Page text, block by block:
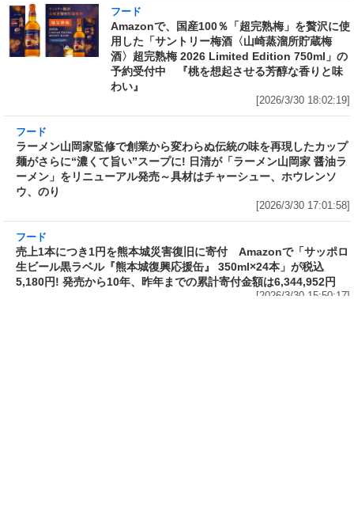
フード
Amazonで、国産100％「超完熟梅」を贅沢に使
用した「サントリー梅酒〈山崎蒸溜所貯蔵梅
酒〉超完熟梅 2026 Limited Edition 750ml」の
予約受付中 『桃を想起させる芳醇な香りと味
わい』
[2026/3/30 18:02:19]
ラーメン山岡家監修で創業から変わらぬ伝統の
味を再現したカップ麺がさらに“濃くて旨い”ス
ープに! 日清が「ラーメン山岡家 醤油ラーメ
[2026/3/30 17:01:58]
フード
売上1本につき1円を熊本城災害復旧に寄付
Amazonで「サッポロ生ビール黒ラベル『熊本
城復興応援缶』 350ml×24本」が税込5,180円!